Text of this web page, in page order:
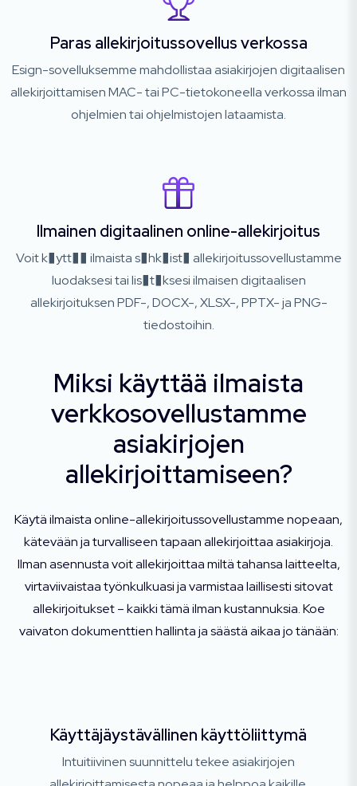
Paras allekirjoitussovellus verkossa
Esign-sovelluksemme mahdollistaa asiakirjojen digitaalisen
allekirjoittamisen MAC- tai PC-tietokoneella verkossa ilman
ohjelmien tai ohjelmistojen lataamista.
Ilmainen digitaalinen online-allekirjoitus
Voit k�ytt�� ilmaista s�hk�ist� allekirjoitussovellustamme
luodaksesi tai lis�t�ksesi ilmaisen digitaalisen
allekirjoituksen PDF-, DOCX-, XLSX-, PPTX- ja PNG-
tiedostoihin.
Miksi käyttää ilmaista
verkkosovellustamme
asiakirjojen
allekirjoittamiseen?
Käytä ilmaista online-allekirjoitussovellustamme nopeaan,
kätevään ja turvalliseen tapaan allekirjoittaa asiakirjoja.
Ilman asennusta voit allekirjoittaa miltä tahansa laitteelta,
virtaviivaistaa työnkulkuasi ja varmistaa laillisesti sitovat
allekirjoitukset – kaikki tämä ilman kustannuksia. Koe
vaivaton dokumenttien hallinta ja säästä aikaa jo tänään:
Käyttäjäystävällinen käyttöliittymä
Intuitiivinen suunnittelu tekee asiakirjojen